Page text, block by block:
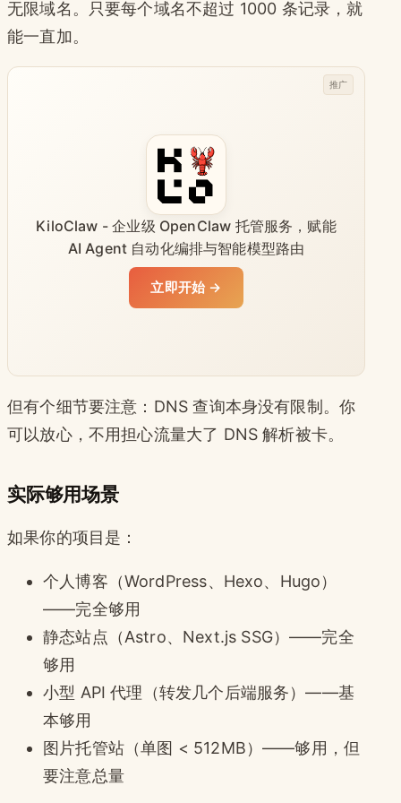
无限域名。只要每个域名不超过 1000 条记录，就
能一直加。
KiloClaw - 企业级 OpenClaw 托管服务，赋能
AI Agent 自动化编排与智能模型路由
立即开始 →
推广
但有个细节要注意：DNS 查询本身没有限制。你
可以放心，不用担心流量大了 DNS 解析被卡。
实际够用场景
如果你的项目是：
个人博客（WordPress、Hexo、Hugo）
——完全够用
静态站点（Astro、Next.js SSG）——完全
够用
小型 API 代理（转发几个后端服务）——基
本够用
图片托管站（单图 < 512MB）——够用，但
要注意总量